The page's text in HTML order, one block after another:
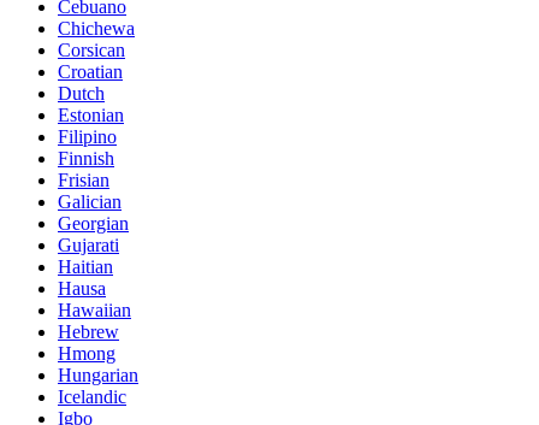
Cebuano
Chichewa
Corsican
Croatian
Dutch
Estonian
Filipino
Finnish
Frisian
Galician
Georgian
Gujarati
Haitian
Hausa
Hawaiian
Hebrew
Hmong
Hungarian
Icelandic
Igbo